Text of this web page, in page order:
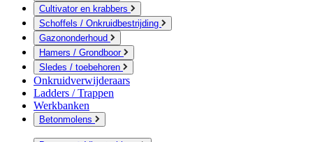
Cultivator en krabbers
Schoffels / Onkruidbestrijding
Gazononderhoud
Hamers / Grondboor
Sledes / toebehoren
Onkruidverwijderaars
Ladders / Trappen
Werkbanken
Betonmolens